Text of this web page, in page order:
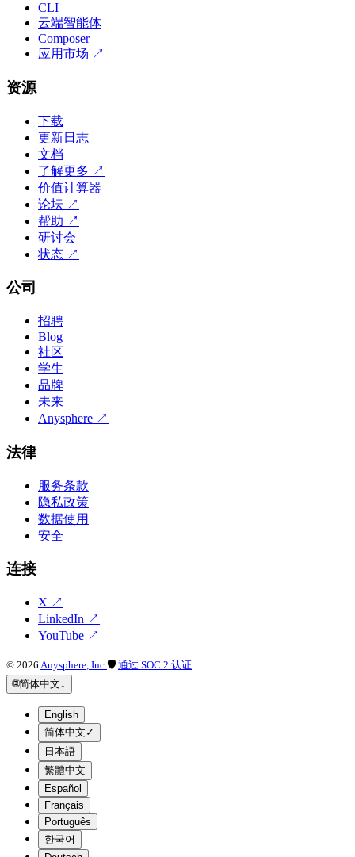
CLI
云端智能体
Composer
应用市场 ↗
资源
下载
更新日志
文档
了解更多 ↗
价值计算器
论坛 ↗
帮助 ↗
研讨会
状态 ↗
公司
招聘
Blog
社区
学生
品牌
未来
Anysphere ↗
法律
服务条款
隐私政策
数据使用
安全
连接
X ↗
LinkedIn ↗
YouTube ↗
© 2026 Anysphere, Inc. 🛡 通过 SOC 2 认证
🌐简体中文↓
English
简体中文 ✓
日本語
繁體中文
Español
Français
Português
한국어